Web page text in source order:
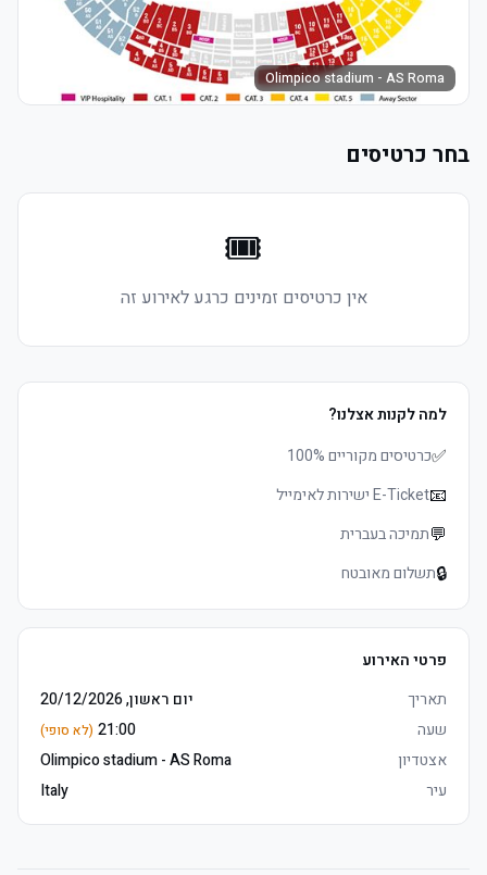
Olimpico stadium - AS Roma
בחר כרטיסים
🎟️
אין כרטיסים זמינים כרגע לאירוע זה
למה לקנות אצלנו?
✅כרטיסים מקוריים 100%
📧E-Ticket ישירות לאימייל
💬תמיכה בעברית
🔒תשלום מאובטח
פרטי האירוע
תאריך
יום ראשון, 20/12/2026
שעה
21:00 (לא סופי)
אצטדיון
Olimpico stadium - AS Roma
עיר
Italy